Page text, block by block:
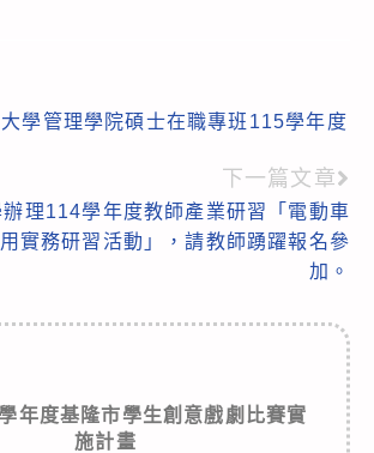
學管理學院碩士在職專班115學年度
下一篇文章
理114學年度教師產業研習「電動車
實務研習活動」，請教師踴躍報名參
加。
年度基隆市學生創意戲劇比賽實
施計畫